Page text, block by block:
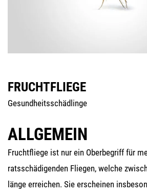
FRUCHTFLIEGE
Gesund­heits­schäd­lin­ge
ALLGEMEIN
Frucht­flie­ge ist nur ein Ober­be­griff für
rats­schä­di­gen­den Flie­gen, wel­che
län­ge errei­chen. Sie erschei­nen